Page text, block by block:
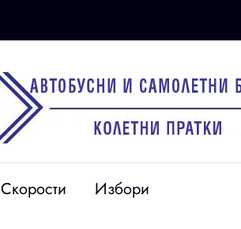
Скорости Избори